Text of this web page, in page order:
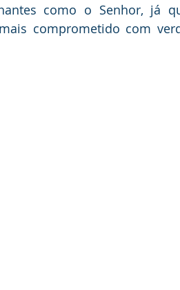
como o Senhor, já
comprometido com